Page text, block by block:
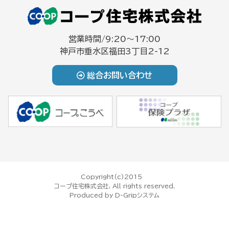
営業時間/9:20～17:00
神戸市垂水区福田3丁目2-12
総合お問い合わせ
Copyright(c)2015
コープ住宅株式会社, All rights reserved.
Produced by D-Gripシステム